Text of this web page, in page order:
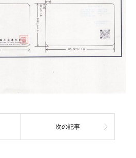
次の記事